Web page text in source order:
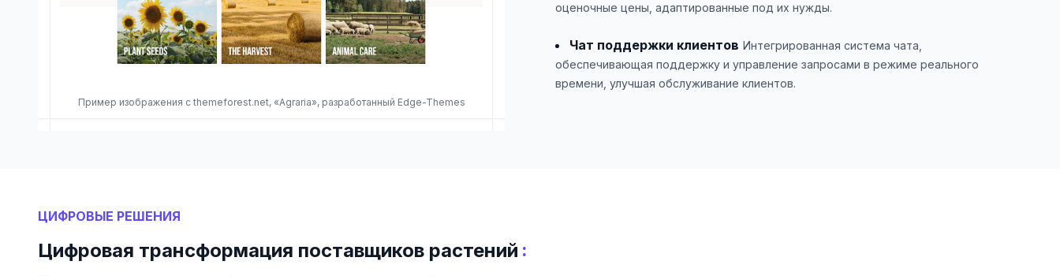
Пример изображения с themeforest.net, «Agraria», разработанный Edge-Themes
оценочные цены, адаптированные под их нужды.
Чат поддержки клиентов Интегрированная система чата,
обеспечивающая поддержку и управление запросами в режиме реального
времени, улучшая обслуживание клиентов.
ЦИФРОВЫЕ РЕШЕНИЯ
Цифровая трансформация поставщиков растений :